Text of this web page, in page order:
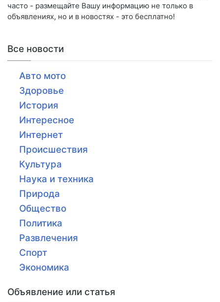
часто - размещайте Вашу информацию не только в
объявлениях, но и в новостях - это бесплатно!
Все новости
Авто мото
Здоровье
История
Интересное
Интернет
Происшествия
Культура
Наука и техника
Природа
Общество
Политика
Развлечения
Спорт
Экономика
Объявление или статья